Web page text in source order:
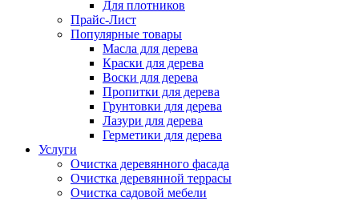
Для плотников
Прайс-Лист
Популярные товары
Масла для дерева
Краски для дерева
Воски для дерева
Пропитки для дерева
Грунтовки для дерева
Лазури для дерева
Герметики для дерева
Услуги
Очистка деревянного фасада
Очистка деревянной террасы
Очистка садовой мебели